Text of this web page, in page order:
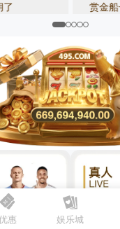
优惠 娱乐城